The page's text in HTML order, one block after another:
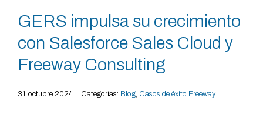
GERS impulsa su crecimiento
con Salesforce Sales Cloud y
Freeway Consulting
31 octubre 2024 Categorías: Blog, Casos de éxito Freeway